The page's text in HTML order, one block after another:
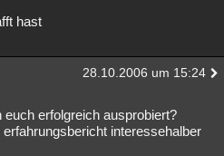
hast
28.10.2006 um 15:24
erfolgreich ausprobiert?
interessehalber